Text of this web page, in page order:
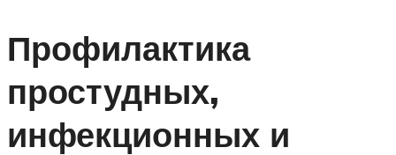
Профилактика
простудных,
инфекционных и